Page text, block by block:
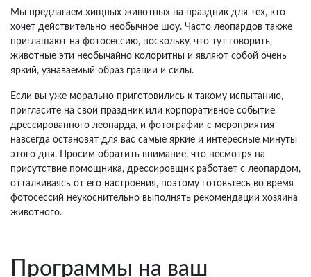
Мы предлагаем хищных животных на праздник для тех, кто
хочет действительно необычное шоу. Часто леопардов также
приглашают на фотосессию, поскольку, что тут говорить,
животные эти необычайно колоритны и являют собой очень
яркий, узнаваемый образ грации и силы.
Если вы уже морально приготовились к такому испытанию,
пригласите на свой праздник или корпоративное событие
дрессированного леопарда, и фотографии с мероприятия
навсегда остановят для вас самые яркие и интересные минуты
этого дня. Просим обратить внимание, что несмотря на
присутствие помощника, дрессировщик работает с леопардом,
отталкиваясь от его настроения, поэтому готовьтесь во время
фотосессий неукоснительно выполнять рекомендации хозяина
животного.
Программы на ваш